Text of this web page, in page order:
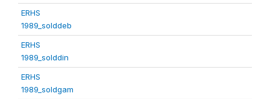
ERHS
1989_solddeb
ERHS
1989_solddin
ERHS
1989_soldgam